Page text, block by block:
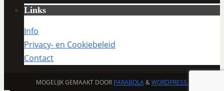
Links
Info
Privacy- en Cookiebeleid
Contact
MOGELIJK GEMAAKT DOOR PARABOLA&WORDPRESS.